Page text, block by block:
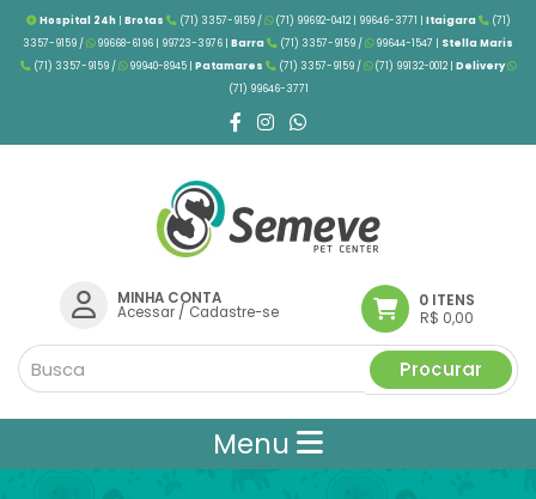
Hospital 24h| Brotas (71) 3357-9159 / (71) 99692-0412 | 99646-3771 | Itaigara
(71)
3357-9159 /
99668-6196 | 99723-3976 | Barra (71) 3357-9159 / 99644-1547 | Stella Maris
(71) 3357-9159 /
99940-8945 | Patamares (71) 3357-9159 / (71) 99132-0012 | Delivery
(71) 99646-3771
MINHA CONTA
Acessar/ Cadastre-se
0 ITENS
R$ 0,00
Procurar
Menu